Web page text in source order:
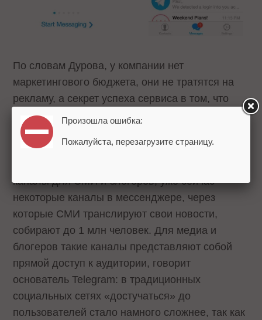
По словам Дурова, у компании нет
маркетингового бюджета, они не тратятся на
рекламу, а секрет успеха сервиса в том, что
люди рекомендуют его друг другу. Сейчас
мессенджером пользуются в 200 странах мира.
каналы для СМИ и блогеров, уже сейчас
некоторые каналы в мессенджере, через
которые СМИ транслируют свои новости,
собирают до 1 млн человек. Для медиа и
блогеров такие каналы представляют собой
прямой доступ к аудитории, говорит
основатель Telegram: в традиционных
социальных сетях «достучаться» до
пользователей стало намного сложнее, так как
Произошла ошибка:
Пожалуйста, перезагрузите страницу.